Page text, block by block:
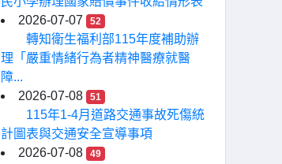
2026-07-07
52
轉知衛生福利部115年度補助辦
理「嚴重情緒行為者精神醫療就醫
障...
2026-07-08
51
115年1-4月道路交通事故死傷統
計圖表與交通安全宣導事項
2026-07-08
49